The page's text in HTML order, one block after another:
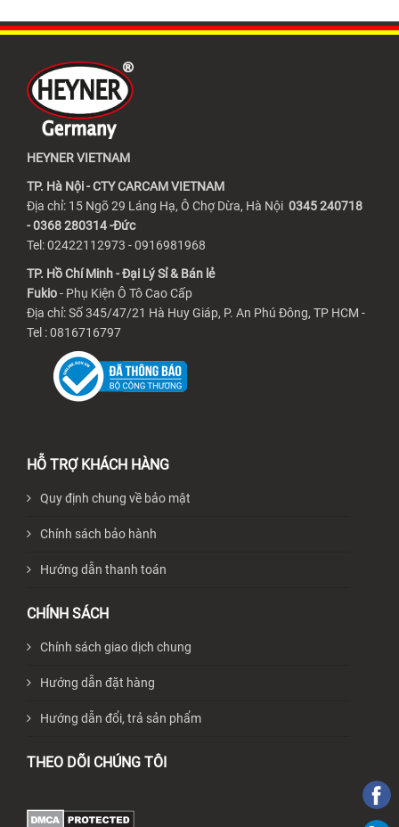
HEYNER VIETNAM
TP. Hà Nội - CTY CARCAM VIETNAM
Địa chỉ: 15 Ngõ 29 Láng Hạ, Ô Chợ Dừa, Hà Nội 0345 240718
- 0368 280314 -Đức
Tel: 02422112973 - 0916981968
TP. Hồ Chí Minh - Đại Lý Sỉ & Bán lẻ
Fukio- Phụ Kiện Ô Tô Cao Cấp
Địa chỉ: Số 345/47/21 Hà Huy Giáp, P. An Phú Đông, TP HCM -
Tel : 0816716797
HỖ TRỢ KHÁCH HÀNG
Quy định chung về bảo mật
Chính sách bảo hành
Hướng dẫn thanh toán
CHÍNH SÁCH
Chính sách giao dịch chung
Hướng dẫn đặt hàng
Hướng dẫn đổi, trả sản phẩm
THEO DÕI CHÚNG TÔI